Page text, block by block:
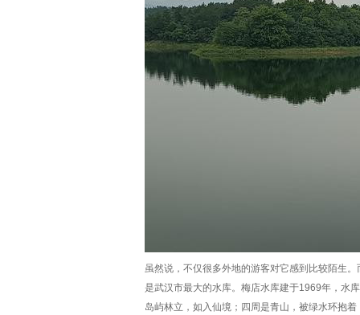
虽然说，不仅很多外地的游客对它感到比较陌生
是武汉市最大的水库。梅店水库建于1969年，水
岛屿林立，如入仙境；四周是青山，被绿水环抱